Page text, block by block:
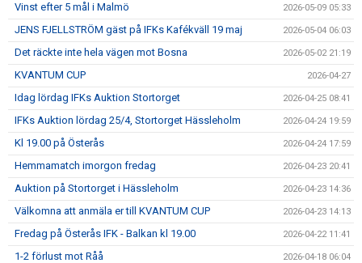
Vinst efter 5 mål i Malmö 2026-05-09 05:33
JENS FJELLSTRÖM gäst på IFKs Kafékväll 19 maj 2026-05-04 06:03
Det räckte inte hela vägen mot Bosna 2026-05-02 21:19
KVANTUM CUP 2026-04-27
Idag lördag IFKs Auktion Stortorget 2026-04-25 08:41
IFKs Auktion lördag 25/4, Stortorget Hässleholm 2026-04-24 19:59
Kl 19.00 på Österås 2026-04-24 17:59
Hemmamatch imorgon fredag 2026-04-23 20:41
Auktion på Stortorget i Hässleholm 2026-04-23 14:36
Välkomna att anmäla er till KVANTUM CUP 2026-04-23 14:13
Fredag på Österås IFK - Balkan kl 19.00 2026-04-22 11:41
1-2 förlust mot Råå 2026-04-18 06:04